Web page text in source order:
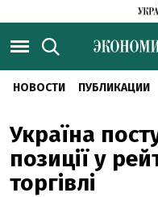
НОВОСТИ ПУБЛИКАЦИИ
Україна
позиції у
торгівлі